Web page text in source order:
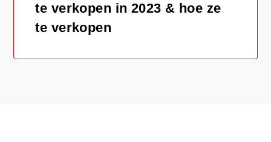
te verkopen in 2023 & hoe ze
te verkopen